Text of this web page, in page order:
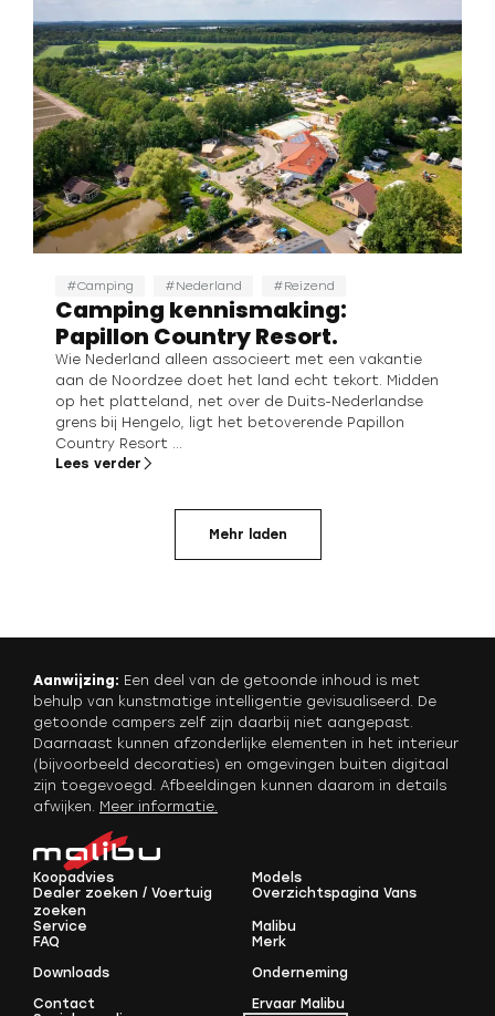
Camping Nederland Reizend
Camping kennismaking:
Papillon Country Resort.
Wie Nederland alleen associeert met een vakantie
aan de Noordzee doet het land echt tekort. Midden
op het platteland, net over de Duits-Nederlandse
grens bij Hengelo, ligt het betoverende Papillon
Country Resort ...
Lees verder
Mehr laden
Aanwijzing: Een deel van de getoonde inhoud is met
behulp van kunstmatige intelligentie gevisualiseerd. De
getoonde campers zelf zijn daarbij niet aangepast.
Daarnaast kunnen afzonderlijke elementen in het interieur
(bijvoorbeeld decoraties) en omgevingen buiten digitaal
zijn toegevoegd. Afbeeldingen kunnen daarom in details
afwijken. Meer informatie
Koopadvies
Dealer zoeken / Voertuig
zoeken
Models
Overzichtspagina Vans
Service
FAQ
Downloads
Contact
Malibu
Merk
Onderneming
Ervaar Malibu